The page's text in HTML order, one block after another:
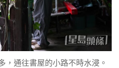
，通往書屋的小路不時水浸。